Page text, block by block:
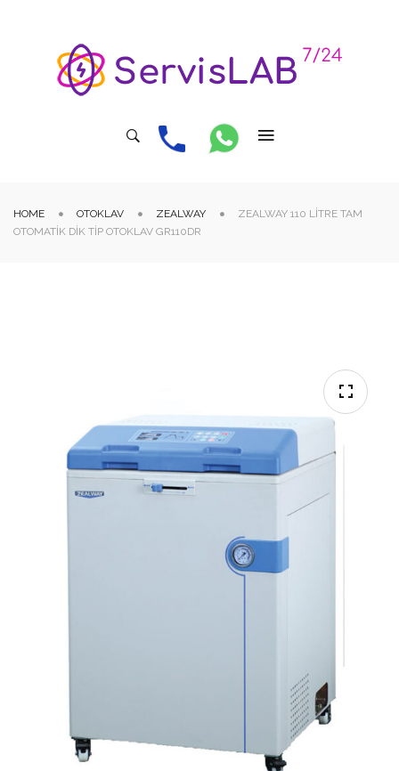
HOME OTOKLAV ZEALWAY
ZEALWAY 110 LITRE TAM
OTOMATIK DIK TIP OTOKLAV GR110DR